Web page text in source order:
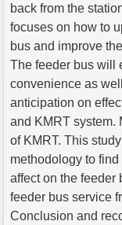
back from the
focuses on how to
bus and improve
The feeder bus will
convenience as
anticipation on
and KMRT system.
of KMRT. This
methodology to
affect on the feeder
feeder bus service
Conclusion and